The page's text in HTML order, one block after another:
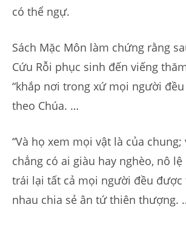
có thể ngự.
Sách Mặc Môn làm chứng rằng
Cứu Rỗi phục sinh đến viếng
“khắp nơi trong xứ mọi người
theo Chúa. …
“Và họ xem mọi vật là của chung;
chẳng có ai giàu hay nghèo, nô
trái lại tất cả mọi người đều được
nhau chia sẻ ân tứ thiên thượng.